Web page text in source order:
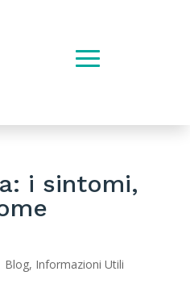
i sintomi,
Blog, Informazioni Utili